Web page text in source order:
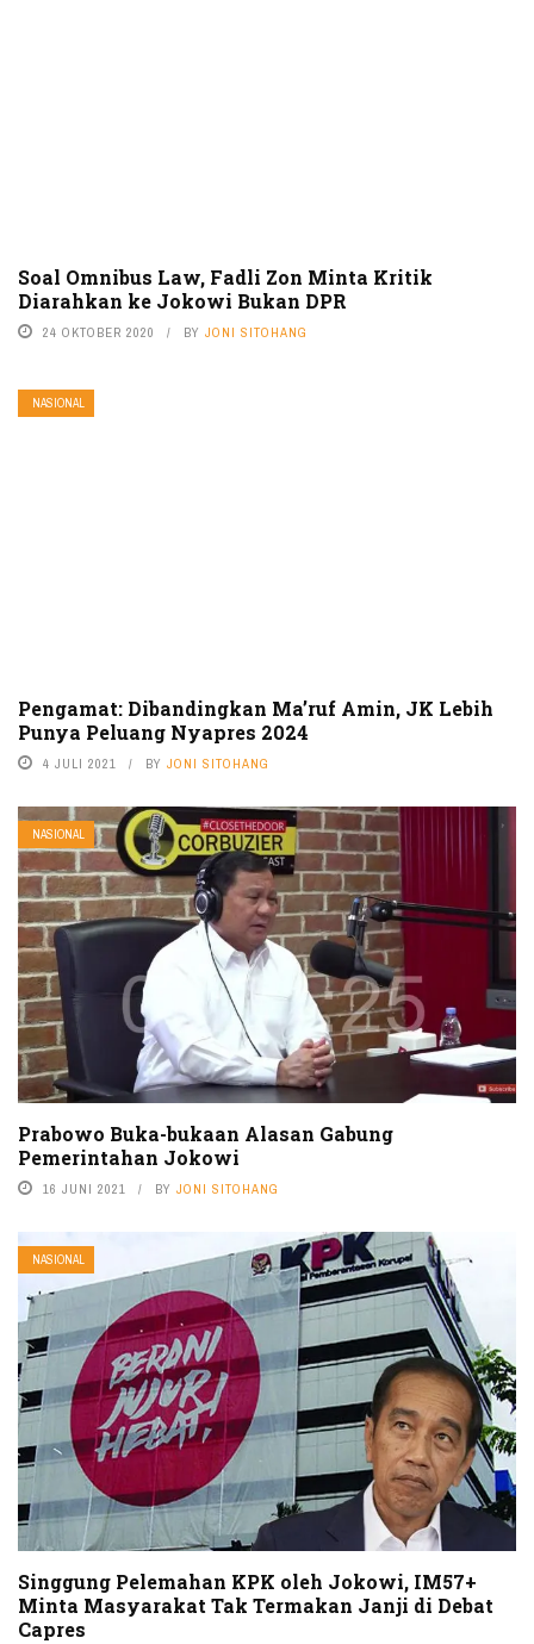
Soal Omnibus Law, Fadli Zon Minta Kritik
Diarahkan ke Jokowi Bukan DPR
24 OKTOBER 2020 BY JONI SITOHANG
NASIONAL
Pengamat: Dibandingkan Ma’ruf Amin, JK Lebih
Punya Peluang Nyapres 2024
4 JULI 2021 BY JONI SITOHANG
NASIONAL
Prabowo Buka-bukaan Alasan Gabung
Pemerintahan Jokowi
16 JUNI 2021 BY JONI SITOHANG
NASIONAL
Singgung Pelemahan KPK oleh Jokowi, IM57+
Minta Masyarakat Tak Termakan Janji di Debat
Capres